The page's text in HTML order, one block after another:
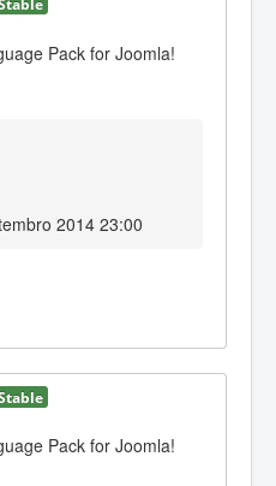
Pack for Joomla!
2014 23:00
Pack for Joomla!